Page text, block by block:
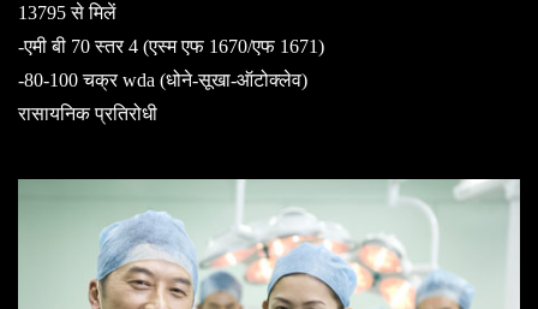
13795 से मिलें
-एमी बी 70 स्तर 4 (एस्‍म एफ 1670/एफ 1671)
-80-100 चक्र wda (धोने-सूखा-ऑटोक्लेव)
रासायनिक प्रतिरोधी